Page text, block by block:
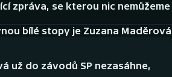
zpráva, se kterou nic nemůžeme
bílé stopy je Zuzana Maděrová
už do závodů SP nezasáhne,